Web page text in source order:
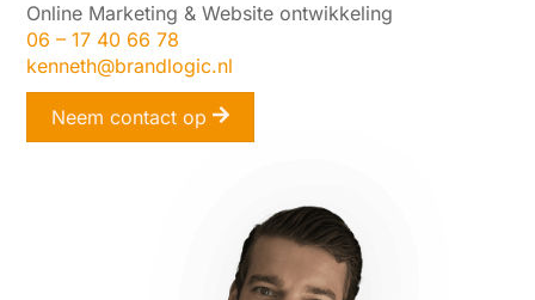
Online Marketing & Website ontwikkeling
06 – 17 40 66 78
kenneth@brandlogic.nl
Neem contact op